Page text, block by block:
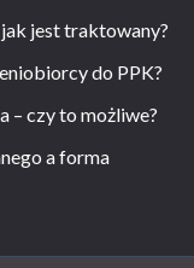
jest traktowany?
do PPK?
– czy to możliwe?
a forma